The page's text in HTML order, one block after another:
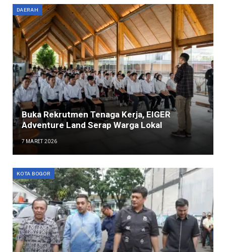
DAERAH
Buka Rekrutmen Tenaga Kerja, EIGER
Adventure Land Serap Warga Lokal
7 MARET 2026
KOTA BOGOR